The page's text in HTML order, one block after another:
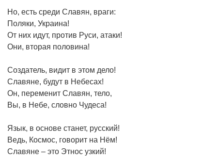
Но, есть среди Славян, враги:
Поляки, Украина!
От них идут, против Руси, атаки!
Они, вторая половина!
Создатель, видит в этом дело!
Славяне, будут в Небесах!
Он, переменит Славян, тело,
Вы, в Небе, словно Чудеса!
Язык, в основе станет, русский!
Ведь, Космос, говорит на Нём!
Славяне – это Этнос узкий!